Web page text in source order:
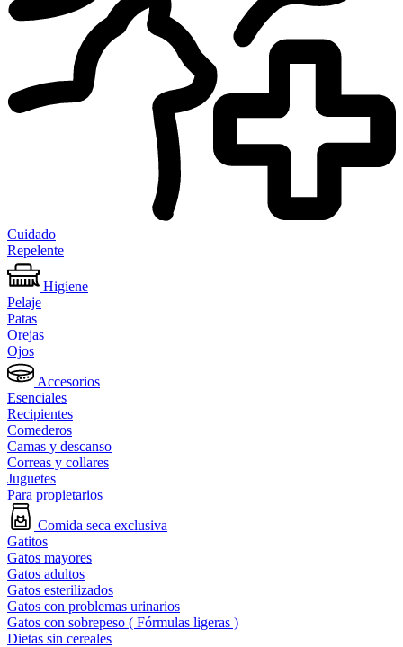
Cuidado
Repelente
Higiene
Pelaje
Patas
Orejas
Ojos
Accesorios
Esenciales
Recipientes
Comederos
Camas y descanso
Correas y collares
Juguetes
Para propietarios
Comida seca exclusiva
Gatitos
Gatos mayores
Gatos adultos
Gatos esterilizados
Gatos con problemas urinarios
Gatos con sobrepeso ( Fórmulas ligeras )
Dietas sin cereales